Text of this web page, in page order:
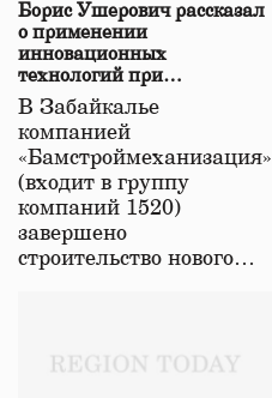
Борис Ушерович рассказал
о применении
инновационных
технологий при
строительстве нового моста
в Забайкалье
В Забайкалье
компанией
«Бамстроймеханизация»
(входит в группу
компаний 1520)
завершено
строительство нового…